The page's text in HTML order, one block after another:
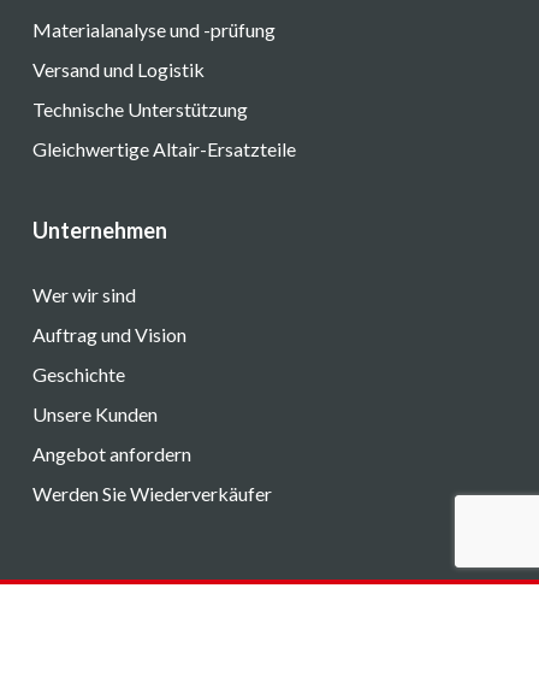
Materialanalyse und -prüfung
Versand und Logistik
Technische Unterstützung
Gleichwertige Altair-Ersatzteile
Unternehmen
Wer wir sind
Auftrag und Vision
Geschichte
Unsere Kunden
Angebot anfordern
Werden Sie Wiederverkäufer